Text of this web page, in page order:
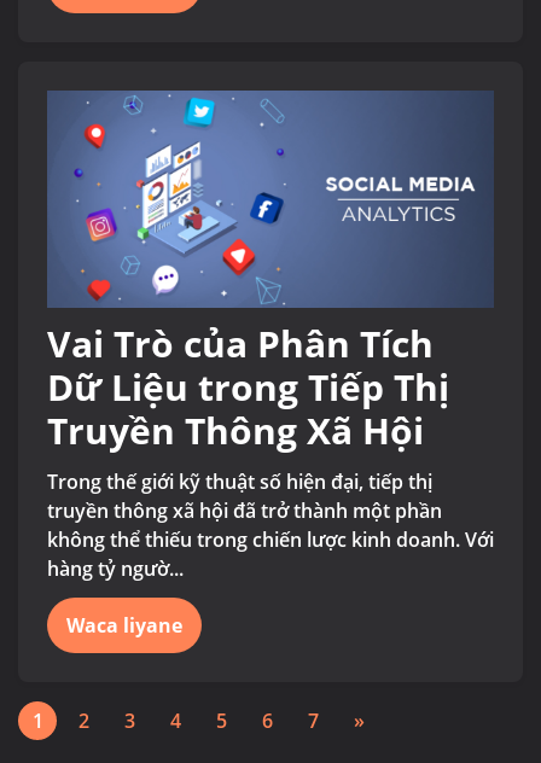
Vai Trò của Phân Tích
Dữ Liệu trong Tiếp Thị
Truyền Thông Xã Hội
Trong thế giới kỹ thuật số hiện đại, tiếp thị
truyền thông xã hội đã trở thành một phần
không thể thiếu trong chiến lược kinh doanh. Với
hàng tỷ ngườ...
Waca liyane
1 2 3 4 5 6 7 »